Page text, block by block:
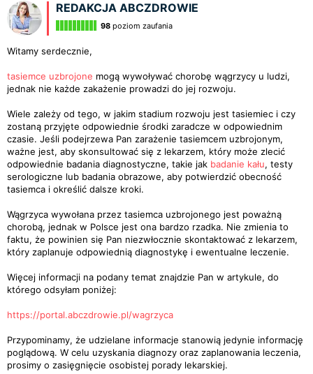
REDAKCJA ABCZDROWIE
98 poziom zaufania
Witamy serdecznie,
tasiemce uzbrojone mogą wywoływać chorobę wągrzycy u ludzi,
jednak nie każde zakażenie prowadzi do jej rozwoju.
Wiele zależy od tego, w jakim stadium rozwoju jest tasiemiec i czy
zostaną przyjęte odpowiednie środki zaradcze w odpowiednim
czasie. Jeśli podejrzewa Pan zarażenie tasiemcem uzbrojonym,
ważne jest, aby skonsultować się z lekarzem, który może zlecić
odpowiednie badania diagnostyczne, takie jak badanie kału, testy
serologiczne lub badania obrazowe, aby potwierdzić obecność
tasiemca i określić dalsze kroki.
Wągrzyca wywołana przez tasiemca uzbrojonego jest poważną
chorobą, jednak w Polsce jest ona bardzo rzadka. Nie zmienia to
faktu, że powinien się Pan niezwłocznie skontaktować z lekarzem,
który zaplanuje odpowiednią diagnostykę i ewentualne leczenie.
Więcej informacji na podany temat znajdzie Pan w artykule, do
którego odsyłam poniżej:
https://portal.abczdrowie.pl/wagrzyca
Przypominamy, że udzielane informacje stanowią jedynie informację
poglądową. W celu uzyskania diagnozy oraz zaplanowania leczenia,
prosimy o zasięgnięcie osobistej porady lekarskiej.